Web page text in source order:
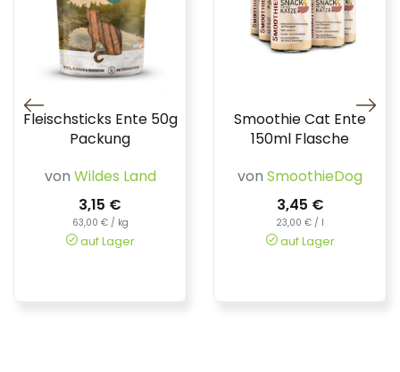
Fleischsticks Ente 50g
Packung
von Wildes Land
3,15 €
63,00 € / kg
auf Lager
Smoothie Cat Ente
150ml Flasche
von SmoothieDog
3,45 €
23,00 € / l
auf Lager